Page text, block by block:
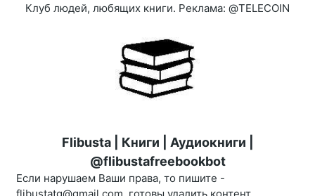
Клуб людей, любящих книги. Реклама: @TELECOIN
Flibusta | Книги | Аудиокниги |
@flibustafreebookbot
Если нарушаем Ваши права, то пишите -